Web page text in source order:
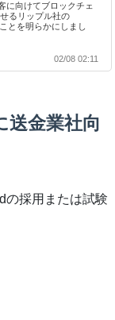
に向けてブロックチェ
るリップル社の
とを明らかにしまし
02/08 02:11
送金業社向
の採用または試験